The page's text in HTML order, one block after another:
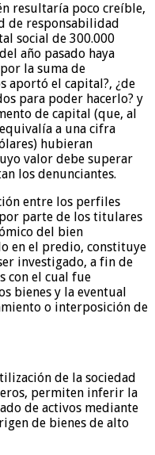
resultaría poco creíble,
de responsabilidad
social de 300.000
año pasado haya
la suma de
aportó el capital?, ¿de
para poder hacerlo? y
de capital (que, al
a una cifra
hubieran
valor debe superar
los denunciantes.
entre los perfiles
parte de los titulares
del bien
en el predio, constituye
investigado, a fin de
con el cual fue
bienes y la eventual
o interposición de
de la sociedad
permiten inferir la
de activos mediante
de bienes de alto